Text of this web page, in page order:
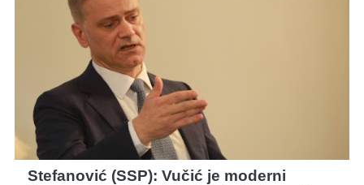
Stefanović (SSP): Vučić je moderni